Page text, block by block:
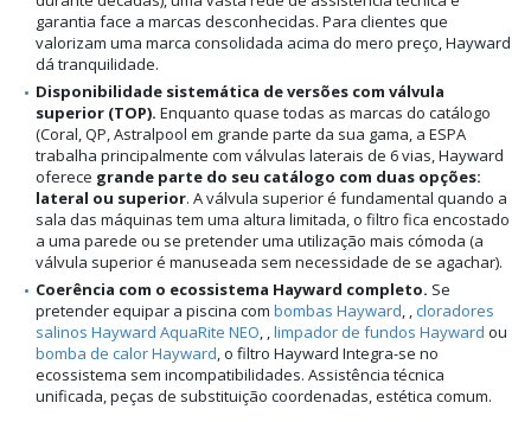
garantia face a marcas desconhecidas. Para clientes que
valorizam uma marca consolidada acima do mero preço, Hayward
dá tranquilidade.
Disponibilidade sistemática de versões com válvula
superior (TOP). Enquanto quase todas as marcas do catálogo
(Coral, QP, Astralpool em grande parte da sua gama, a ESPA
trabalha principalmente com válvulas laterais de 6 vias, Hayward
oferece grande parte do seu catálogo com duas opções:
lateral ou superior. A válvula superior é fundamental quando a
sala das máquinas tem uma altura limitada, o filtro fica encostado
a uma parede ou se pretender uma utilização mais cómoda (a
válvula superior é manuseada sem necessidade de se agachar).
Coerência com o ecossistema Hayward completo. Se
pretender equipar a piscina com bombas Hayward, ,cloradores
salinos Hayward AquaRite NEO, ,limpador de fundos Hayward ou
bomba de calor Hayward, o filtro Hayward Integra-se no
ecossistema sem incompatibilidades. Assistência técnica
unificada, peças de substituição coordenadas, estética comum.